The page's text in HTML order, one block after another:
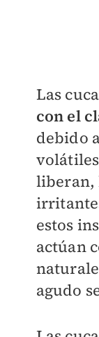
Las
con el
debido
liberan,
estos
actúan
agudo